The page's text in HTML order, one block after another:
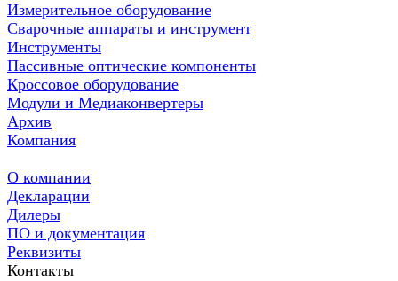
Измерительное оборудование
Сварочные аппараты и инструмент
Инструменты
Пассивные оптические компоненты
Кроссовое оборудование
Модули и Медиаконвертеры
Архив
Компания
О компании
Декларации
Дилеры
ПО и документация
Реквизиты
Контакты